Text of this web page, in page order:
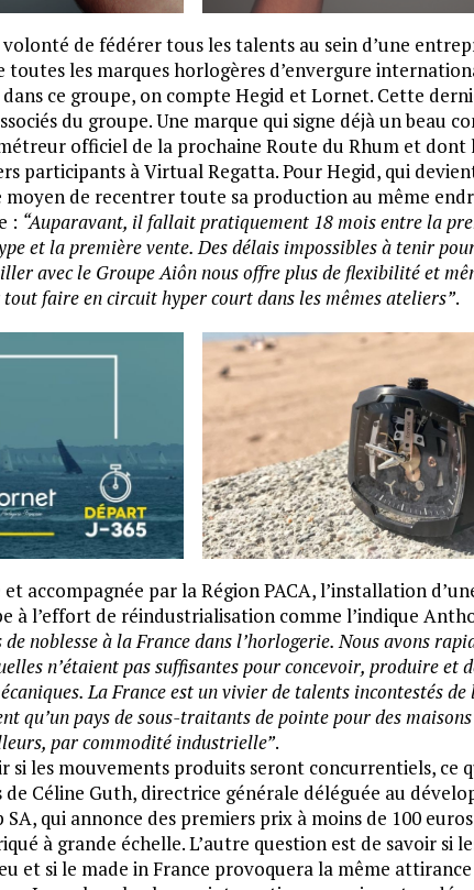
de fédérer tous les talents au sein d’une
les marques horlogères d’envergure
ce groupe, on compte Hegid et Lornet. Cette
du groupe. Une marque qui signe déjà un beau
officiel de la prochaine Route du Rhum et dont
participants à Virtual Regatta. Pour Hegid, qui
moyen de recentrer toute sa production au même
: “Auparavant, il fallait pratiquement 18 mois entre la
et la première vente. Des délais impossibles à tenir
avec le Groupe Aiôn nous offre plus de flexibilité et
faire en circuit hyper court dans les mêmes ateliers”.
accompagnée par la Région PACA, l’installation
à l’effort de réindustrialisation comme l’indique
noblesse à la France dans l’horlogerie. Nous avons
n’étaient pas suffisantes pour concevoir, produire et
La France est un vivier de talents incontestés
qu’un pays de sous-traitants de pointe pour des
par commodité industrielle”.
si les mouvements produits seront concurrentiels, ce
Céline Guth, directrice générale déléguée au
qui annonce des premiers prix à moins de 100
à grande échelle. L’autre question est de savoir si
et si le made in France provoquera la même attirance